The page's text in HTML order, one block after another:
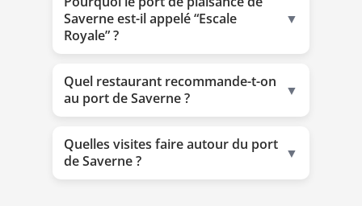
Saverne est-il appelé “Escale
Royale” ?
▼
Quel restaurant recommande-t-on
au port de Saverne ?
▼
Quelles visites faire autour du port
de Saverne ?
▼